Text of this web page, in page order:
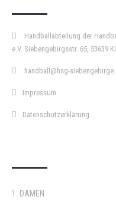
Handballabteilung der
e.V. Siebengebirgsstr. 65, 53639
handball@hsg-
Impressum
Datenschutzerklärung
1. DAMEN